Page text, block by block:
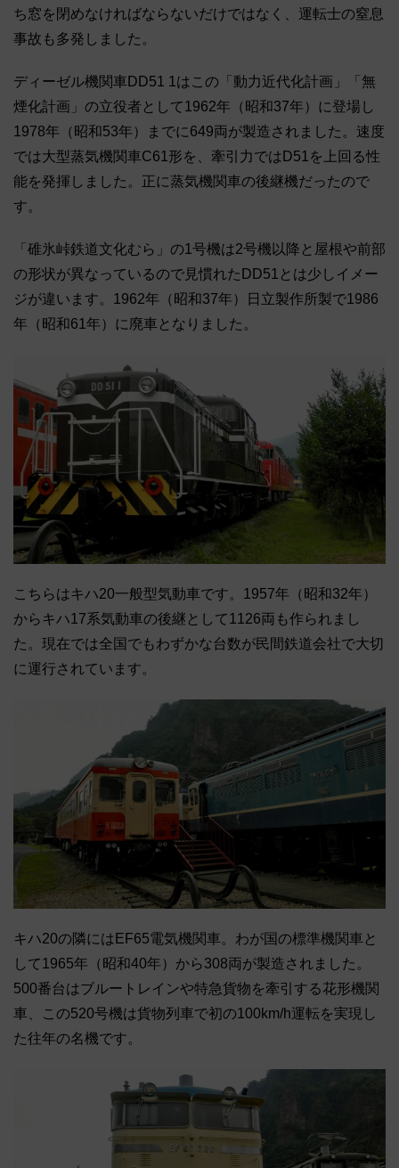
ち窓を閉めなければならないだけではなく、運転士の窒息
事故も多発しました。
ディーゼル機関車DD51 1はこの「動力近代化計画」「無
煙化計画」の立役者として1962年（昭和37年）に登場し
1978年（昭和53年）までに649両が製造されました。速度
では大型蒸気機関車C61形を、牽引力ではD51を上回る性
能を発揮しました。正に蒸気機関車の後継機だったので
す。
「碓氷峠鉄道文化むら」の1号機は2号機以降と屋根や前部
の形状が異なっているので見慣れたDD51とは少しイメー
ジが違います。1962年（昭和37年）日立製作所製で1986
年（昭和61年）に廃車となりました。
こちらはキハ20一般型気動車です。1957年（昭和32年）
からキハ17系気動車の後継として1126両も作られまし
た。現在では全国でもわずかな台数が民間鉄道会社で大切
に運行されています。
キハ20の隣にはEF65電気機関車。わが国の標準機関車と
して1965年（昭和40年）から308両が製造されました。
500番台はブルートレインや特急貨物を牽引する花形機関
車、この520号機は貨物列車で初の100km/h運転を実現し
た往年の名機です。